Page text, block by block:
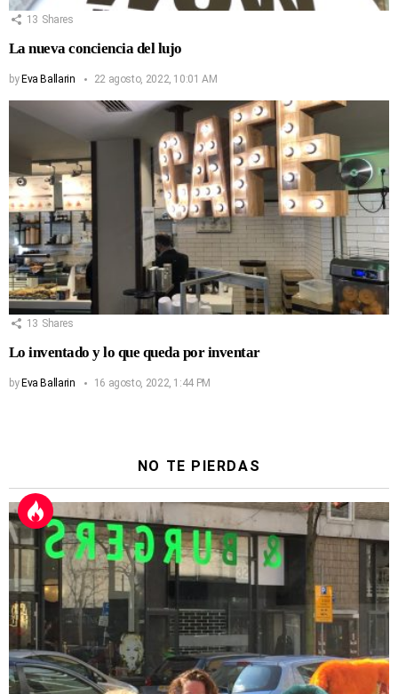
13 Shares
La nueva conciencia del lujo
by Eva Ballarin 22 agosto, 2022, 10:01 AM
13 Shares
Lo inventado y lo que queda por inventar
byEva Ballarin 16 agosto, 2022, 1:44 PM
NO TE PIERDAS